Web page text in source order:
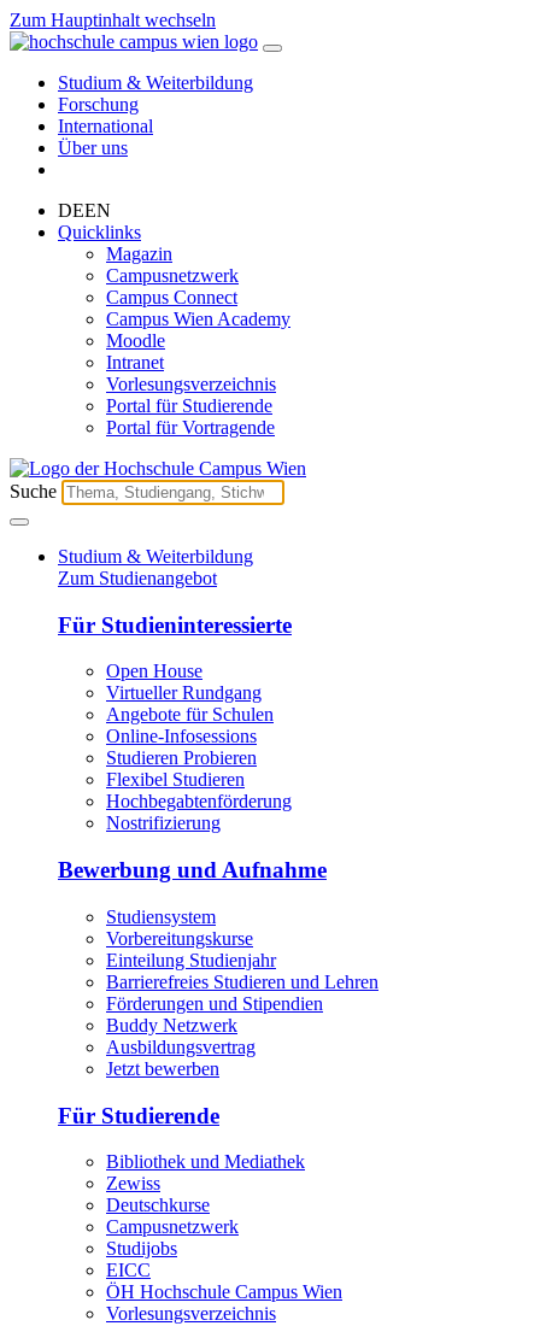
Zum Hauptinhalt wechseln
Studium & Weiterbildung
Forschung
International
Über uns
DEEN
Quicklinks
Magazin
Campusnetzwerk
Campus Connect
Campus Wien Academy
Moodle
Intranet
Vorlesungsverzeichnis
Portal für Studierende
Portal für Vortragende
Suche
Studium & Weiterbildung
Zum Studienangebot
Für Studieninteressierte
Open House
Virtueller Rundgang
Angebote für Schulen
Online-Infosessions
Studieren Probieren
Flexibel Studieren
Hochbegabtenförderung
Nostrifizierung
Bewerbung und Aufnahme
Studiensystem
Vorbereitungskurse
Einteilung Studienjahr
Barrierefreies Studieren und Lehren
Förderungen und Stipendien
Buddy Netzwerk
Ausbildungsvertrag
Jetzt bewerben
Für Studierende
Bibliothek und Mediathek
Zewiss
Deutschkurse
Campusnetzwerk
Studijobs
EICC
ÖH Hochschule Campus Wien
Vorlesungsverzeichnis